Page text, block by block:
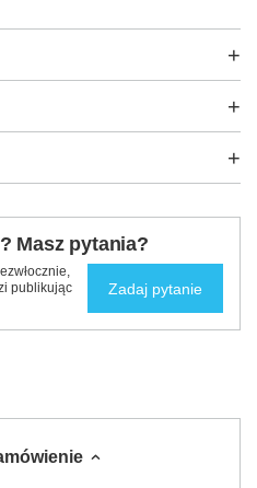
Masz pytania?
publikując
Zadaj pytanie